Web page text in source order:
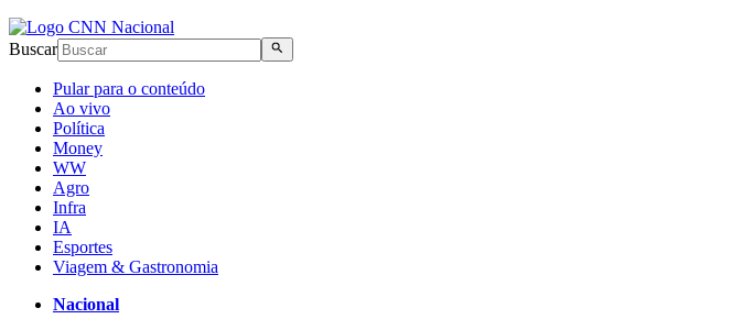
Buscar
Pular para o conteúdo
Ao vivo
Política
Money
WW
Agro
Infra
IA
Esportes
Viagem & Gastronomia
Nacional